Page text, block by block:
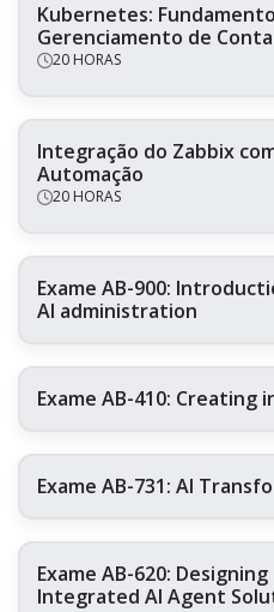
Kubernetes:
Gerenciamento de
20 HORAS
Integração do Zabbix
Automação
20 HORAS
Exame AB-900:
AI administration
Exame AB-410:
Exame AB-731: AI
Exame AB-620:
Integrated AI Agent